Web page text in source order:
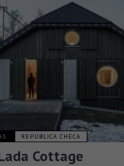
REPÚBLICA CHECA
Cottage